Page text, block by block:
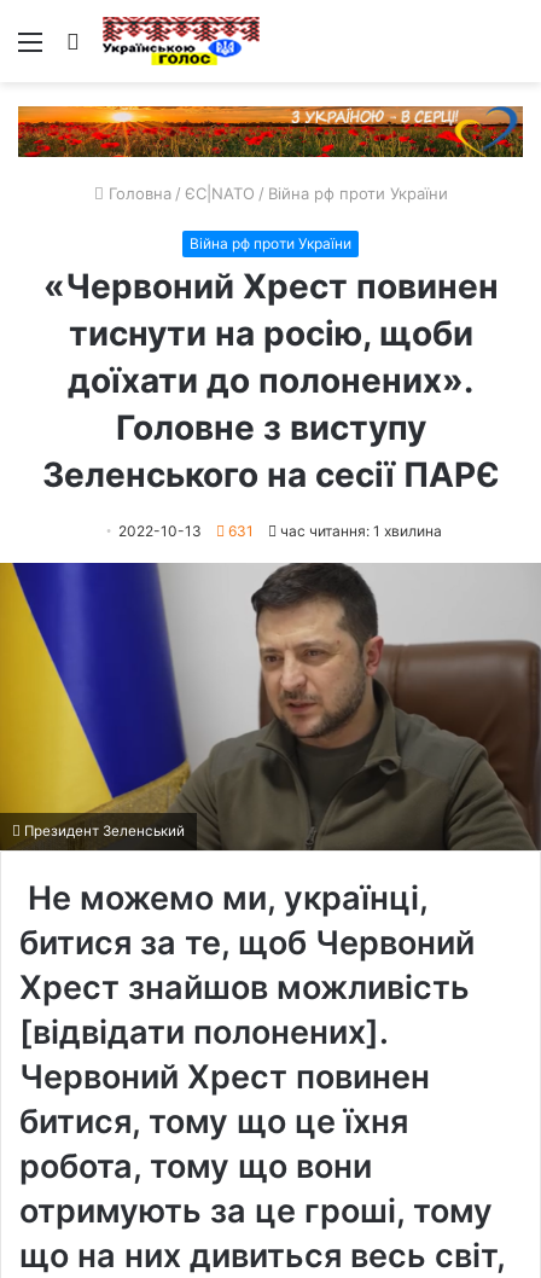
Меню Пошук
Головна / ЄС|NATO / Війна рф проти України
Війна рф проти України
«Червоний Хрест повинен
тиснути на росію, щоби
доїхати до полонених».
Головне з виступу
Зеленського на сесії ПАРЄ
2022-10-13 631 час читання: 1 хвилина
Президент Зеленський
Не можемо ми, українці,
битися за те, щоб Червоний
Хрест знайшов можливість
[відвідати полонених].
Червоний Хрест повинен
битися, тому що це їхня
робота, тому що вони
отримують за це гроші, тому
що на них дивиться весь світ,